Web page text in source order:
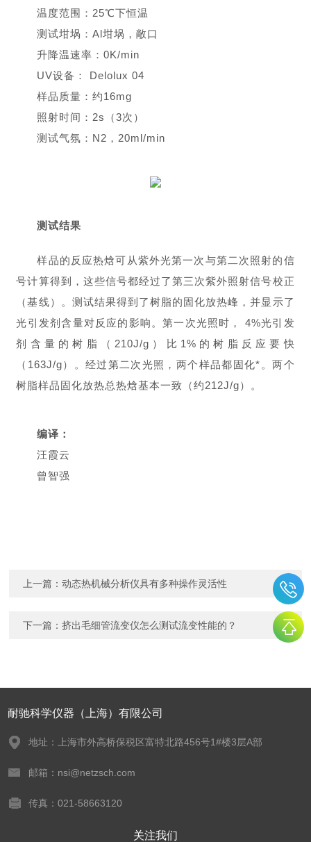
温度范围：25℃下恒温
测试坩埚：Al坩埚，敞口
升降温速率：0K/min
UV设备： Delolux 04
样品质量：约16mg
照射时间：2s（3次）
测试气氛：N2，20ml/min
测试结果
样品的反应热焓可从紫外光第一次与第二次照射的信
号计算得到，这些信号都经过了第三次紫外照射信号校正
（基线）。测试结果得到了树脂的固化放热峰，并显示了
光引发剂含量对反应的影响。第一次光照时， 4%光引发
剂含量的树脂（210J/g）比1%的树脂反应要快
（163J/g）。经过第二次光照，两个样品都固化*。两个
树脂样品固化放热总热焓基本一致（约212J/g）。
编译 ：
汪霞云
曾智强
上一篇：动态热机械分析仪具有多种操作灵活性
下一篇：挤出毛细管流变仪怎么测试流变性能的？
耐驰科学仪器（上海）有限公司
地址：上海市外高桥保税区富特北路456号1#楼3层A部
邮箱：nsi@netzsch.com
传真：021-58663120
关注我们